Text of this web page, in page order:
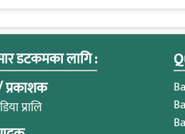
डटकमका लागि :
प्रालि